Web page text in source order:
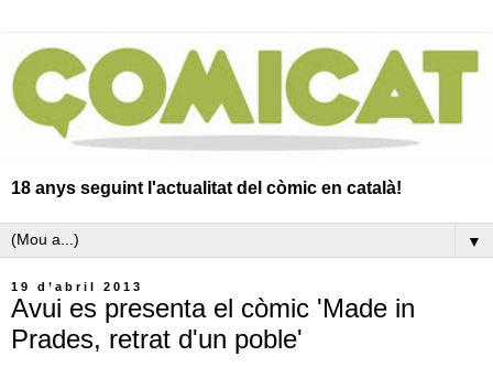
18 anys seguint l'actualitat del còmic en català!
▼
19 d’abril 2013
Avui es presenta el còmic 'Made in
Prades, retrat d'un poble'